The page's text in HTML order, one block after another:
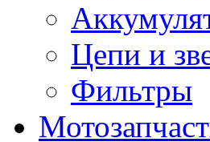
Цепи и
Фильтры